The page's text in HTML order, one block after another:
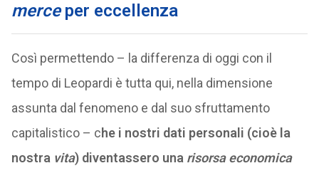
merceper eccellenza
Così permettendo – la differenza di oggi con il
tempo di Leopardi è tutta qui, nella dimensione
assunta dal fenomeno e dal suo sfruttamento
capitalistico – che i nostri dati personali (cioè la
nostra vita) diventassero una risorsa economica